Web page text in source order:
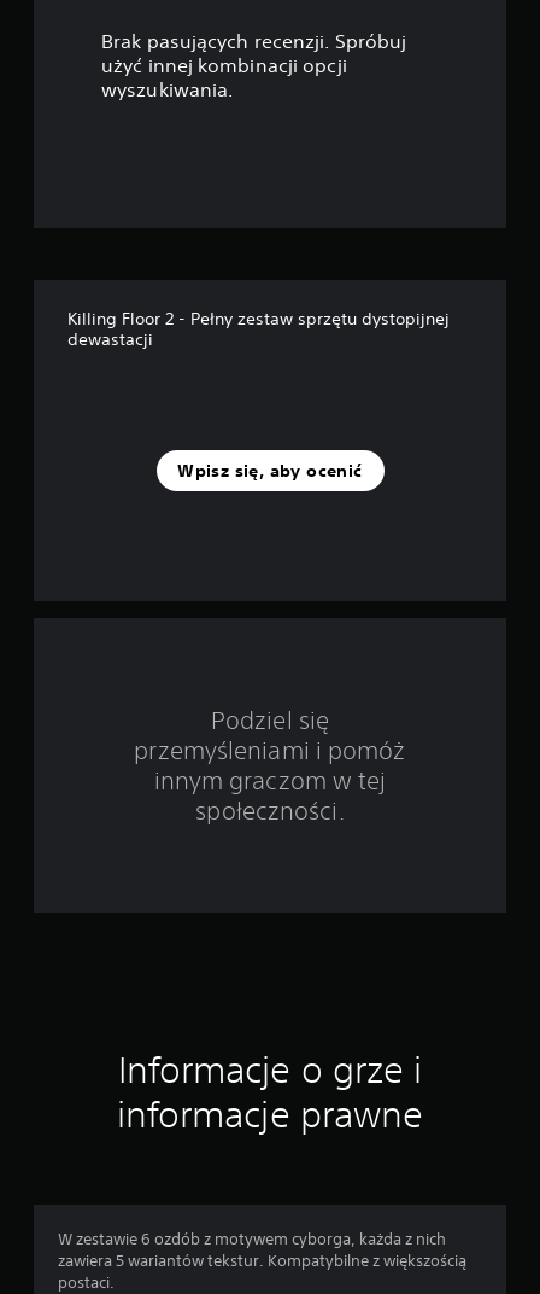
p
o
i
Brak pasujących recenzji. Spróbuj
użyć innej kombinacji opcji
wyszukiwania.
Killing Floor 2 - Pełny zestaw sprzętu dystopijnej
dewastacji
Wpisz się, aby ocenić
Podziel się
przemyśleniami i pomóż
innym graczom w tej
społeczności.
Informacje o grze i
informacje prawne
W zestawie 6 ozdób z motywem cyborga, każda z nich
zawiera 5 wariantów tekstur. Kompatybilne z większością
postaci.